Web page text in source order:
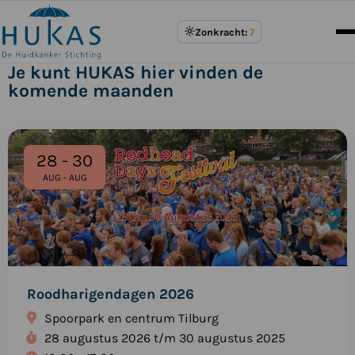
Zonkracht: 7
Je kunt HUKAS hier vinden de
komende maanden
Roodharigendagen 2026
28 - 30
AUG - AUG
Spoorpark en centrum Tilburg
28 augustus 2026 t/m 30 augustus 2025
Bekijk
het
evenement:
Roodharigendagen
2026